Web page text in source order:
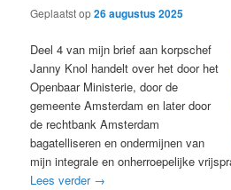
Geplaatst op26 augustus 2025
Deel 4 van mijn brief aan korpschef
Janny Knol handelt over het door het
Openbaar Ministerie, door de
gemeente Amsterdam en later door
de rechtbank Amsterdam
bagatelliseren en ondermijnen van
mijn integrale en onherroepelijke
Lees verder →